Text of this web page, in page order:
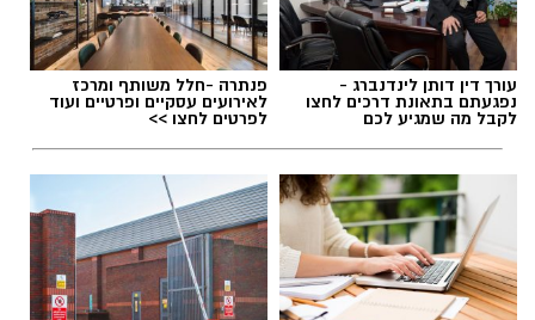
מערכת האתר / 09:04 23.07.26
תגים:טד
עורך דין דותן לינדנברג -
נפגעתם בתאונת דרכים לחצו
לקבל מה שמגיע לכם
פנתרה -חלל משותף ומרכז
לאירועים עסקיים ופרטיים ועוד
לפרטים לחצו >>